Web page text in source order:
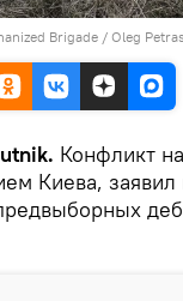
Brigade / Oleg
Конфликт
Киева,